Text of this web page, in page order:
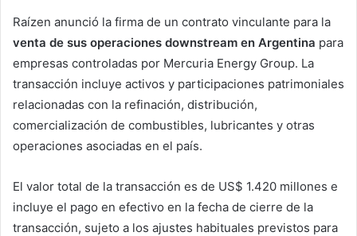
Raízen anunció la firma de un contrato vinculante para la
venta de sus operaciones downstream en Argentina para
empresas controladas por Mercuria Energy Group. La
transacción incluye activos y participaciones patrimoniales
relacionadas con la refinación, distribución,
comercialización de combustibles, lubricantes y otras
operaciones asociadas en el país.
El valor total de la transacción es de US$ 1.420 millones e
incluye el pago en efectivo en la fecha de cierre de la
transacción, sujeto a los ajustes habituales previstos para